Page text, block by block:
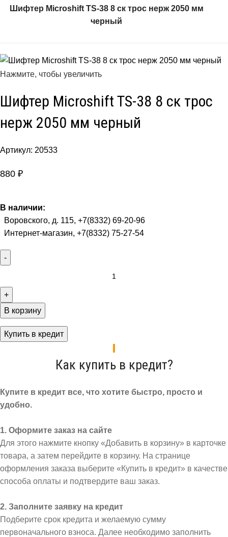
Шифтер Microshift TS-38 8 ск трос нерж 2050 мм
черный
Нажмите, чтобы увеличить
Шифтер Microshift TS-38 8 ск трос
нерж 2050 мм черный
Артикул: 20533
880 ₽
В наличии:
Воровского, д. 115, +7(8332) 69-20-96
Интернет-магазин, +7(8332) 75-27-54
В корзину
Купить в кредит
Как купить в кредит?
Купите в кредит все, что хотите быстро, просто и
удобно.
1. Оформите заказ на сайте
Для этого нажмите кнопку «Добавить в корзину» в карточке
товара, а затем перейдите в корзину. На странице
оформления заказа выберите «Купить в кредит» в качестве
способа оплаты и подтвердите ваш заказ.
2. Заполните заявку на кредит
Подберите срок кредита и желаемую сумму
первоначального взноса. Далее необходимо заполнить